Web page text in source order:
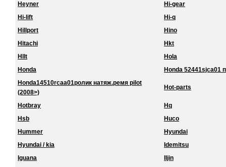
Heyner
Hi-gear
Hi-lift
Hi-q
Hillport
Hino
Hitachi
Hkt
Hllt
Hola
Honda
Honda 52441sjca01
Honda14510rcaa01ролик натяж.ремя pilot
(2008>)
Hot-parts
Hotbray
Hq
Hsb
Huco
Hummer
Hyundai
Hyundai / kia
Idemitsu
Iguana
Iljin